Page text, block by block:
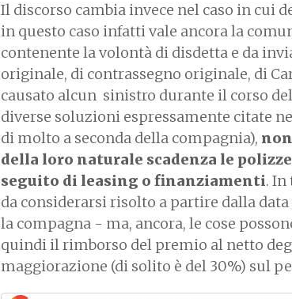
Il discorso cambia invece nel caso in cui
in questo caso infatti vale ancora la
contenente la volontà di disdetta e da
originale, di contrassegno originale, di
causato alcun sinistro durante il corso
diverse soluzioni espressamente citate
di molto a seconda della compagnia),
della loro naturale scadenza le
seguito di leasing o finanziamenti.
da considerarsi risolto a partire dalla
la compagna - ma, ancora, le cose
quindi il rimborso del premio al netto
maggiorazione (di solito è del 30%) sul